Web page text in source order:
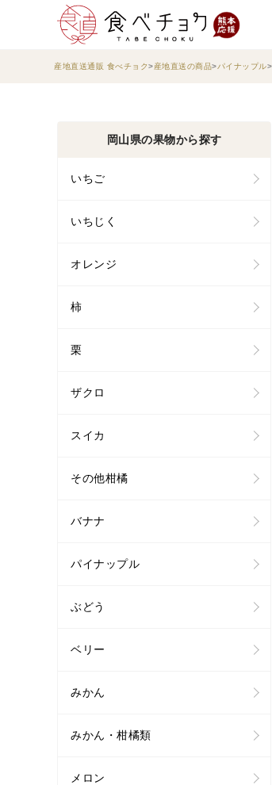
産地直送通販 食べチョク 産地直送の商品 パイナップル
岡山県の果物から探す
いちご
いちじく
オレンジ
柿
栗
ザクロ
スイカ
その他柑橘
バナナ
パイナップル
ぶどう
ベリー
みかん
みかん・柑橘類
メロン